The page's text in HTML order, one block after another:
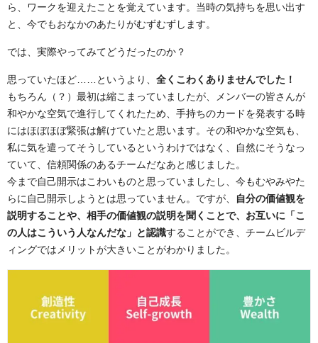
ら、ワークを迎えたことを覚えています。当時の気持ちを思い出す
と、今でもおなかのあたりがむずむずします。
では、実際やってみてどうだったのか？
思っていたほど……というより、 全くこわくありませんでした！
もちろん（？）最初は縮こまっていましたが、メンバーの皆さんが
和やかな空気で進行してくれたため、手持ちのカードを発表する時
にはほぼほぼ緊張は解けていたと思います。その和やかな空気も、
私に気を遣ってそうしているというわけではなく、自然にそうなっ
ていて、信頼関係のあるチームだなあと感じました。
今まで自己開示はこわいものと思っていましたし、今もむやみやた
らに自己開示しようとは思っていません。ですが、
自分の価値観を
説明することや、相手の価値観の説明を聞くことで、お互いに「こ
の人はこういう人なんだな」と認識することができ、チームビルデ
ィングではメリットが大きいことがわかりました。